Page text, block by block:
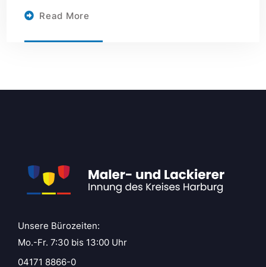
Read More
Unsere Bürozeiten:
Mo.-Fr. 7:30 bis 13:00 Uhr
04171 8866-0